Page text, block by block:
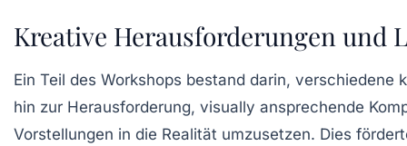
Kreative Herausforderungen und
Ein Teil des Workshops bestand darin, verschiedene
hin zur Herausforderung, visually ansprechende
Vorstellungen in die Realität umzusetzen. Dies